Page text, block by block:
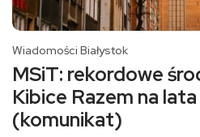
Wiadomości Białystok
MSiT: rekordowe
Kibice Razem na
(komunikat)